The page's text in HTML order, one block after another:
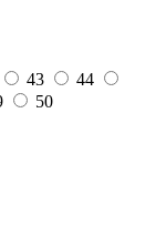
43
44
50